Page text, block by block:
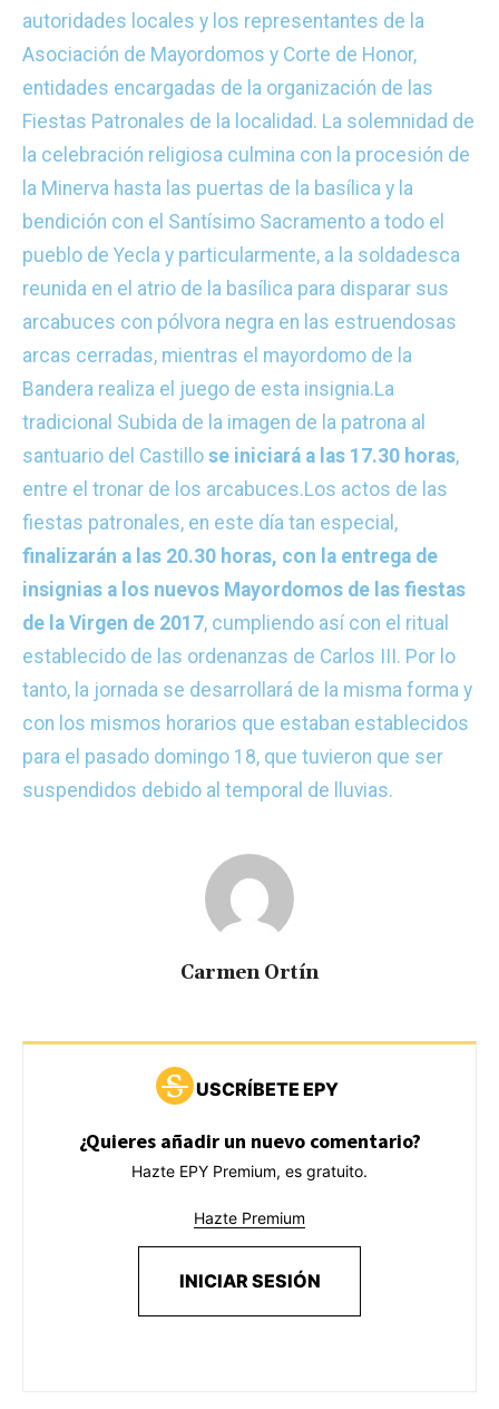
autoridades locales y los representantes de la
Asociación de Mayordomos y Corte de Honor,
entidades encargadas de la organización de las
Fiestas Patronales de la localidad. La solemnidad de
la celebración religiosa culmina con la procesión de
la Minerva hasta las puertas de la basílica y la
bendición con el Santísimo Sacramento a todo el
pueblo de Yecla y particularmente, a la soldadesca
reunida en el atrio de la basílica para disparar sus
arcabuces con pólvora negra en las estruendosas
arcas cerradas, mientras el mayordomo de la
Bandera realiza el juego de esta insignia.La
tradicional Subida de la imagen de la patrona al
santuario del Castillo se iniciará a las 17.30 horas,
entre el tronar de los arcabuces.Los actos de las
fiestas patronales, en este día tan especial,
finalizarán a las 20.30 horas, con la entrega de
insignias a los nuevos Mayordomos de las fiestas
de la Virgen de 2017, cumpliendo así con el ritual
establecido de las ordenanzas de Carlos III. Por lo
tanto, la jornada se desarrollará de la misma forma y
con los mismos horarios que estaban establecidos
para el pasado domingo 18, que tuvieron que ser
suspendidos debido al temporal de lluvias.
Carmen Ortín
USCRÍBETE EPY
¿Quieres añadir un nuevo comentario?
Hazte EPY Premium, es gratuito.
Hazte Premium
INICIAR SESIÓN